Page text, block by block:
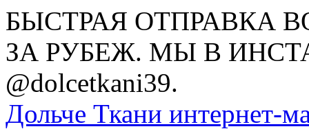
БЫСТРАЯ ОТПРАВКА
ЗА РУБЕЖ. МЫ В
@dolcetkani39.
Дольче Ткани интернет-